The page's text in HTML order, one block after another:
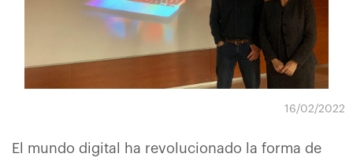
16/02/2022
El mundo digital ha revolucionado la forma de